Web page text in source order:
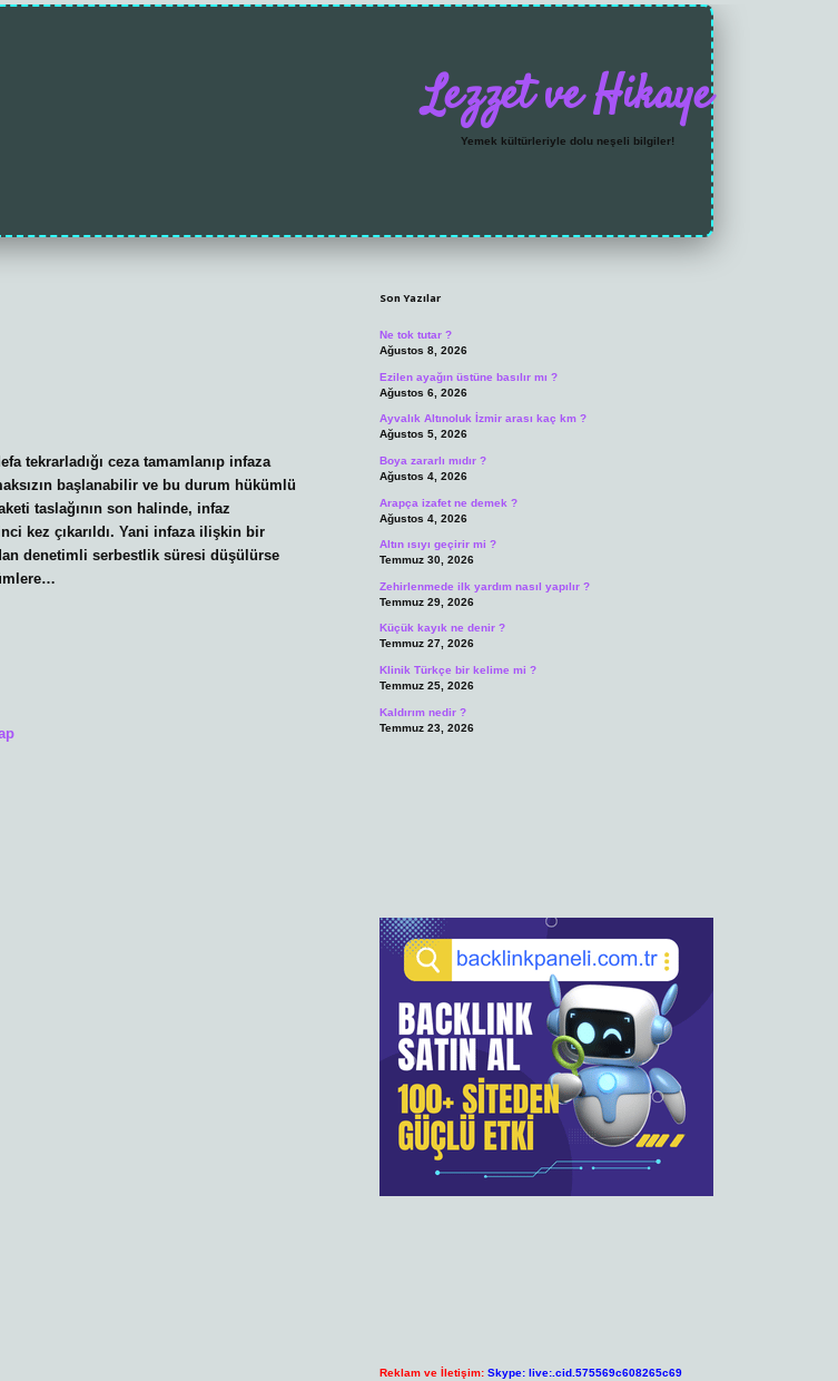
Lezzet ve Hikaye
Yemek kültürleriyle dolu neşeli bilgiler!
tekrarladığı ceza tamamlanıp infaza
başlanabilir ve bu durum hükümlü
taslağının son halinde, infaz
kez çıkarıldı. Yani infaza ilişkin bir
denetimli serbestlik süresi düşülürse
Sidebar
Son Yazılar
Ne tok tutar ?
Ağustos 8, 2026
Ezilen ayağın üstüne basılır mı ?
Ağustos 6, 2026
Ayvalık Altınoluk İzmir arası kaç km ?
Ağustos 5, 2026
Boya zararlı mıdır ?
Ağustos 4, 2026
Arapça izafet ne demek ?
Ağustos 4, 2026
Altın ısıyı geçirir mi ?
Temmuz 30, 2026
Zehirlenmede ilk yardım nasıl yapılır ?
Temmuz 29, 2026
Küçük kayık ne denir ?
Temmuz 27, 2026
Klinik Türkçe bir kelime mi ?
Temmuz 25, 2026
Kaldırım nedir ?
Temmuz 23, 2026
Reklam ve İletişim: Skype: live:.cid.575569c608265c69